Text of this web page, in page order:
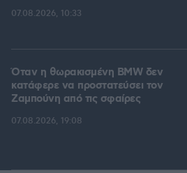
07.08.2026, 10:33
Όταν η θωρακισμένη BMW δεν
κατάφερε να προστατεύσει τον
Ζαμπούνη από τις σφαίρες
07.08.2026, 19:08